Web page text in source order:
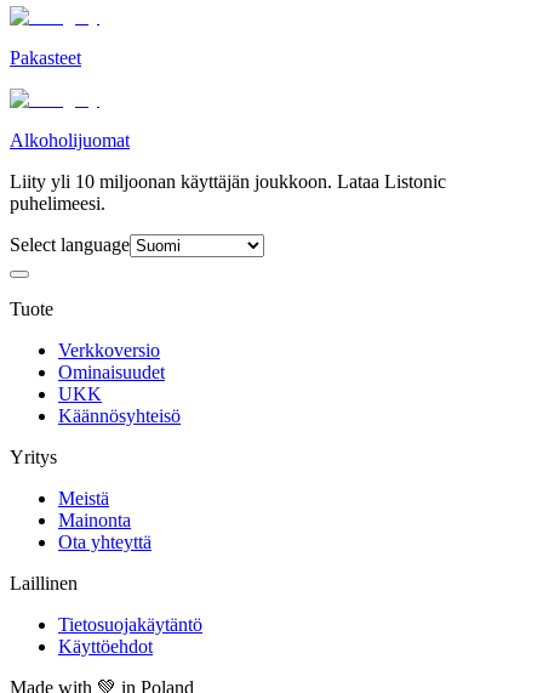
Pakasteet
Alkoholijuomat
Liity yli 10 miljoonan käyttäjän joukkoon. Lataa Listonic
puhelimeesi.
Select language
Tuote
Verkkoversio
Ominaisuudet
UKK
Käännösyhteisö
Yritys
Meistä
Mainonta
Ota yhteyttä
Laillinen
Tietosuojakäytäntö
Käyttöehdot
Made with 💚 in Poland